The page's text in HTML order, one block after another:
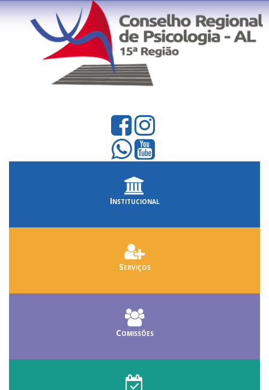
Institucional
Serviços
Comissões